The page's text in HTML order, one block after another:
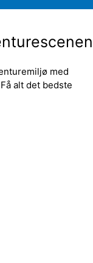
med
alt det bedste